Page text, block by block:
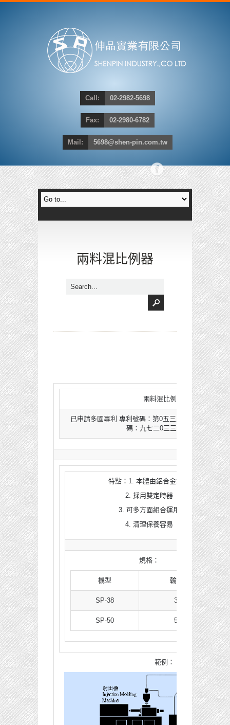
Call: 02-2982-5698
Fax: 02-2980-6782
Mail: 5698@shen-pin.com.tw
兩料混比例器
兩料混比例器
已申請多國專利 專利號碼：第0五三三五四號；中國
碼：九七二0三三0三‧三
特點：1. 本體由鋁合金製成
2. 採用雙定時器
3. 可多方面組合運用
4. 清理保養容易
規格：
機型 輸料管徑
SP-38 38mm
SP-50 50mm
範例：